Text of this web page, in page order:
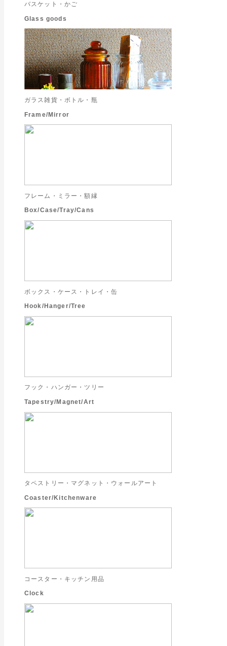
バスケット・かご
Glass goods
ガラス雑貨・ボトル・瓶
Frame/Mirror
フレーム・ミラー・額縁
Box/Case/Tray/Cans
ボックス・ケース・トレイ・缶
Hook/Hanger/Tree
フック・ハンガー・ツリー
Tapestry/Magnet/Art
タペストリー・マグネット・ウォールアート
Coaster/Kitchenware
コースター・キッチン用品
Clock